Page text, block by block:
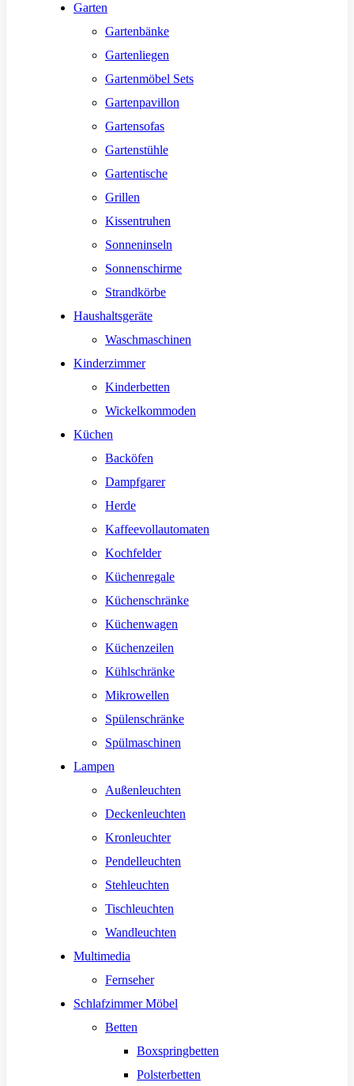
Garten
Gartenbänke
Gartenliegen
Gartenmöbel Sets
Gartenpavillon
Gartensofas
Gartenstühle
Gartentische
Grillen
Kissentruhen
Sonneninseln
Sonnenschirme
Strandkörbe
Haushaltsgeräte
Waschmaschinen
Kinderzimmer
Kinderbetten
Wickelkommoden
Küchen
Backöfen
Dampfgarer
Herde
Kaffeevollautomaten
Kochfelder
Küchenregale
Küchenschränke
Küchenwagen
Küchenzeilen
Kühlschränke
Mikrowellen
Spülenschränke
Spülmaschinen
Lampen
Außenleuchten
Deckenleuchten
Kronleuchter
Pendelleuchten
Stehleuchten
Tischleuchten
Wandleuchten
Multimedia
Fernseher
Schlafzimmer Möbel
Betten
Boxspringbetten
Polsterbetten